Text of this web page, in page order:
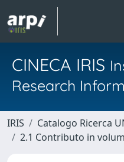
CINECA IRIS
Research
IRIS Catalogo Ricerca
2.1 Contributo in